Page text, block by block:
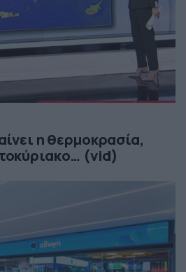
η θερμοκρασία,
(vid)